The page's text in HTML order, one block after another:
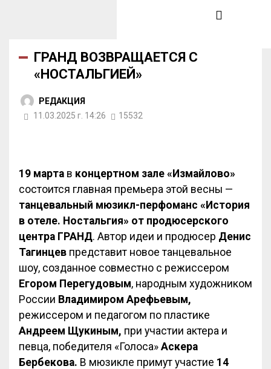
ГРАНД ВОЗВРАЩАЕТСЯ С
«НОСТАЛЬГИЕЙ»
РЕДАКЦИЯ
11.03.2025 г. 14:26
15532
19 марта в концертном зале «Измайлово»
состоится главная премьера этой весны —
танцевальный мюзикл-перфоманс «История
в отеле. Ностальгия» от продюсерского
центра ГРАНД. Автор идеи и продюсер Денис
Тагинцев представит новое танцевальное
шоу, созданное совместно с режиссером
Егором Перегудовым, народным художником
России Владимиром Арефьевым,
режиссером и педагогом по пластике
Андреем Щукиным, при участии актера и
певца, победителя «Голоса» Аскера
Бербекова. В мюзикле примут участие 14